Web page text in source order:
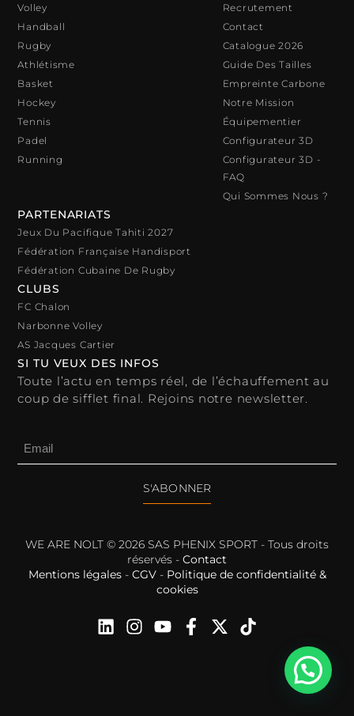
Volley
Handball
Rugby
Athlétisme
Basket
Hockey
Tennis
Padel
Running
Recrutement
Contact
Catalogue 2026
Guide Des Tailles
Empreinte Carbone
Notre Mission
Équipementier
Configurateur 3D
Configurateur 3D -
FAQ
Qui Sommes Nous ?
PARTENARIATS
Jeux Du Pacifique Tahiti 2027
Fédération Française Handisport
Fédération Cubaine De Rugby
CLUBS
FC Chalon
Narbonne Volley
AS Jacques Cartier
SI TU VEUX DES INFOS
Toute l’actu en temps réel, de l’échauffement au
coup de sifflet final. Rejoins notre newsletter.
S'ABONNER
WE ARE NOLT © 2026 SAS PHENIX SPORT - Tous droits
réservés - Contact
Mentions légales- CGV- Politique de confidentialité &
cookies